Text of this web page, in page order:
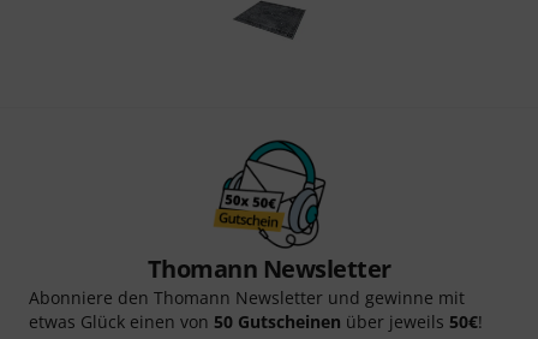
Thomann Newsletter
Abonniere den Thomann Newsletter und gewinne mit
etwas Glück einen von 50 Gutscheinen über jeweils 50€!